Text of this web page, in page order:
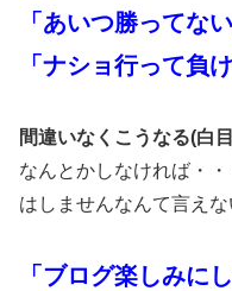
「あいつ勝ってない
「ナショ行って負
間違いなくこうなる(白
なんとかしなければ・
はしませんなんて言えな
「ブログ楽しみに